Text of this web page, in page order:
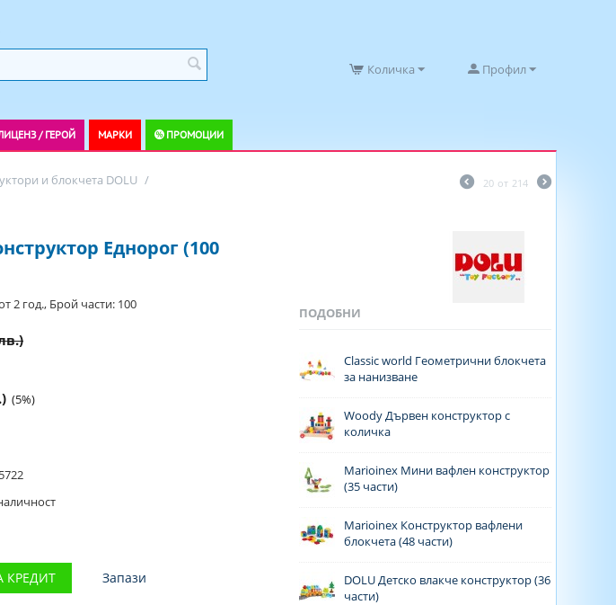
Профил
Количка
/ ГЕРОЙ МАРКИ ПРОМОЦИИ
и блокчета DOLU /
20 от 214
Еднорог (100
2 год., Брой части: 100
(5%)
КРЕДИТ Запази
ПОДОБНИ
Classic world Геометрични блокчета
за нанизване
Woody Дървен конструктор с
количка
Marioinex Мини вафлен конструктор
(35 части)
Marioinex Конструктор вафлени
блокчета (48 части)
DOLU Детско влакче конструктор (36
части)